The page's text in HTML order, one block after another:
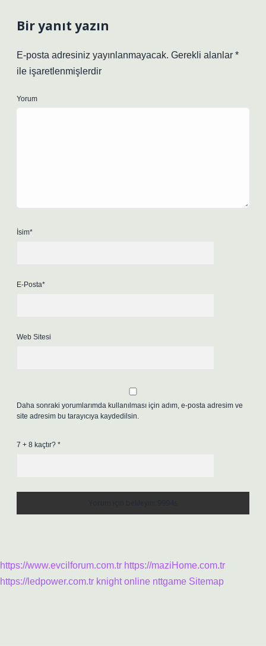
Bir yanıt yazın
E-posta adresiniz yayınlanmayacak. Gerekli alanlar *
ile işaretlenmişlerdir
Yorum
İsim*
E-Posta*
Web Sitesi
Daha sonraki yorumlarımda kullanılması için adım, e-posta adresim ve
site adresim bu tarayıcıya kaydedilsin.
7 + 8 kaçtır? *
https://www.evcilforum.com.tr https://maziHome.com.tr
https://ledpower.com.tr knight online nttgame Sitemap